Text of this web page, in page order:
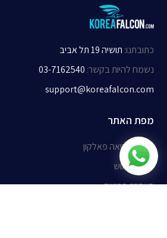
מפת האתר
אודות קוריאה פאלקון
תנאי שימוש
הצהרת פרטיות
תושיה 19 תל אביב :כתובתנו
03-7162540 :נשמח להיות בקשר
support@koreafalcon.com